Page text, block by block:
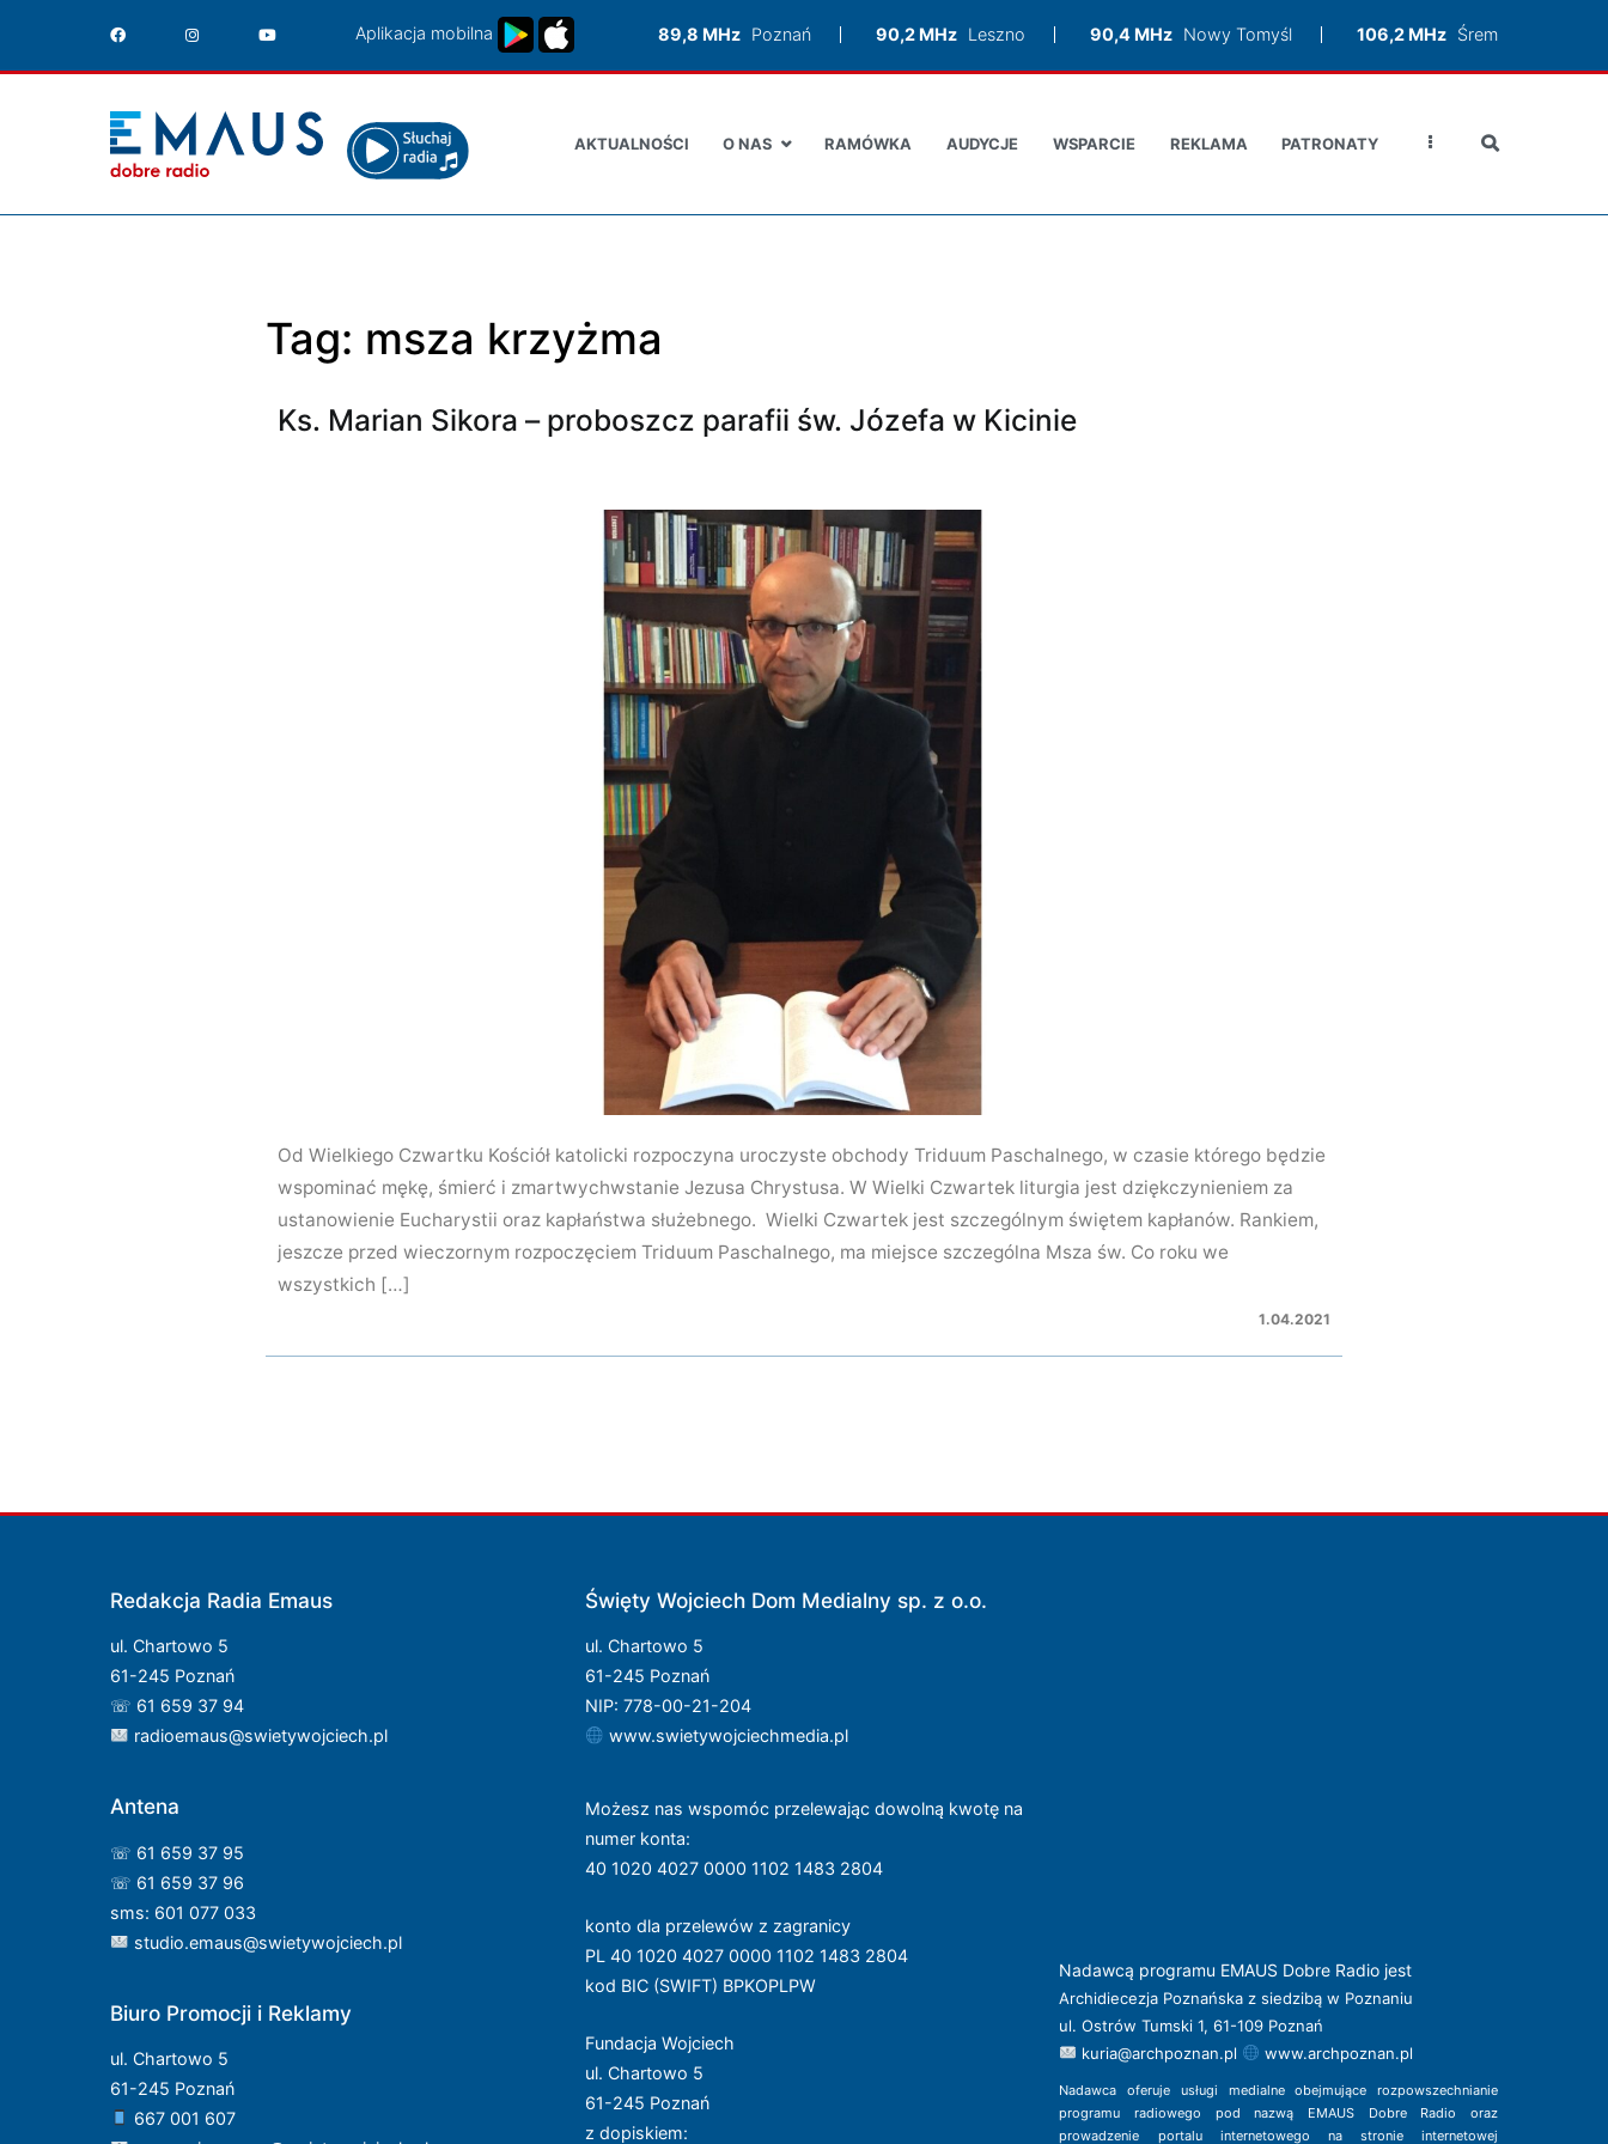
treści
89,8 MHz Poznań 90,2 MHz Leszno 90,4 MHz Nowy Tomyśl 106,2 MHz Śrem
Aplikacja mobilna
AKTUALNOŚCI O NAS RAMÓWKA AUDYCJE WSPARCIE REKLAMA PATRONATY
Tag: msza krzyżma
Ks. Marian Sikora – proboszcz parafii św. Józefa w Kicinie
Od Wielkiego Czwartku Kościół katolicki rozpoczyna uroczyste obchody Triduum Paschalnego, w czasie którego będzie
wspominać mękę, śmierć i zmartwychwstanie Jezusa Chrystusa. W Wielki Czwartek liturgia jest dziękczynieniem za
ustanowienie Eucharystii oraz kapłaństwa służebnego. Wielki Czwartek jest szczególnym świętem kapłanów. Rankiem,
jeszcze przed wieczornym rozpoczęciem Triduum Paschalnego, ma miejsce szczególna Msza św. Co roku we
wszystkich […]
1.04.2021
Redakcja Radia Emaus
ul. Chartowo 5
61-245 Poznań
☏ 61 659 37 94
radioemaus@swietywojciech.pl
Antena
☏ 61 659 37 95
☏ 61 659 37 96
sms: 601 077 033
studio.emaus@swietywojciech.pl
Biuro Promocji i Reklamy
ul. Chartowo 5
61-245 Poznań
667 001 607
Święty Wojciech Dom Medialny sp. z o.o.
ul. Chartowo 5
61-245 Poznań
NIP: 778-00-21-204
www.swietywojciechmedia.pl
Możesz nas wspomóc przelewając dowolną kwotę na
numer konta:
40 1020 4027 0000 1102 1483 2804
konto dla przelewów z zagranicy
PL 40 1020 4027 0000 1102 1483 2804
kod BIC (SWIFT) BPKOPLPW
Fundacja Wojciech
ul. Chartowo 5
61-245 Poznań
z dopiskiem:
Nadawcą programu EMAUS Dobre Radio jest
Archidiecezja Poznańska z siedzibą w Poznaniu
ul. Ostrów Tumski 1, 61-109 Poznań
kuria@archpoznan.pl
www.archpoznan.pl
Nadawca oferuje usługi medialne obejmujące rozpowszechnianie
programu radiowego pod nazwą EMAUS Dobre Radio oraz
prowadzenie portalu internetowego na stronie internetowej